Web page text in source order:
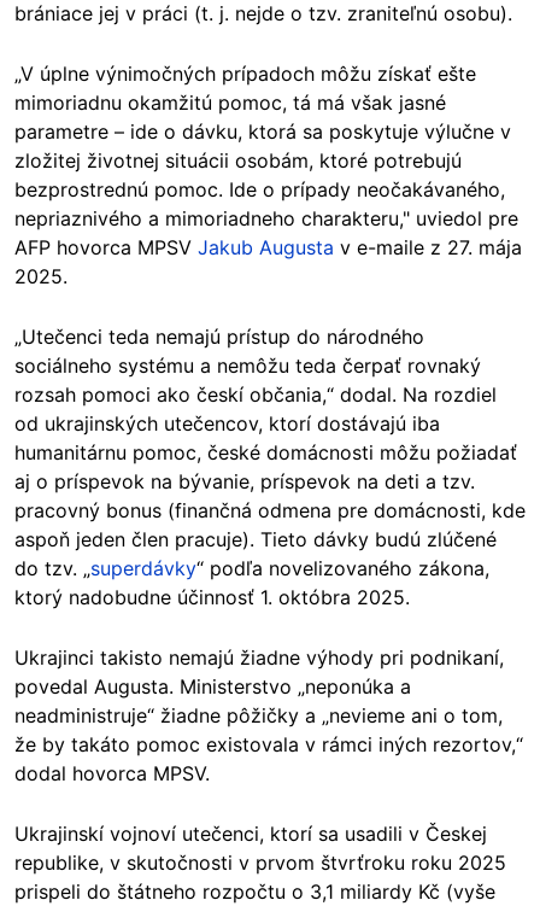
brániace jej v práci (t. j. nejde o tzv. zraniteľnú osobu).
„V úplne výnimočných prípadoch môžu získať ešte
mimoriadnu okamžitú pomoc, tá má však jasné
parametre – ide o dávku, ktorá sa poskytuje výlučne v
zložitej životnej situácii osobám, ktoré potrebujú
bezprostrednú pomoc. Ide o prípady neočakávaného,
nepriaznivého a mimoriadneho charakteru," uviedol pre
AFP hovorca MPSV Jakub Augusta v e-maile z 27. mája
2025.
„Utečenci teda nemajú prístup do národného
sociálneho systému a nemôžu teda čerpať rovnaký
rozsah pomoci ako českí občania,“ dodal. Na rozdiel
od ukrajinských utečencov, ktorí dostávajú iba
humanitárnu pomoc, české domácnosti môžu požiadať
aj o príspevok na bývanie, príspevok na deti a tzv.
pracovný bonus (finančná odmena pre domácnosti, kde
aspoň jeden člen pracuje). Tieto dávky budú zlúčené
do tzv. „superdávky“ podľa novelizovaného zákona,
ktorý nadobudne účinnosť 1. októbra 2025.
Ukrajinci takisto nemajú žiadne výhody pri podnikaní,
povedal Augusta. Ministerstvo „neponúka a
neadministruje“ žiadne pôžičky a „nevieme ani o tom,
že by takáto pomoc existovala v rámci iných rezortov,“
dodal hovorca MPSV.
Ukrajinskí vojnoví utečenci, ktorí sa usadili v Českej
republike, v skutočnosti v prvom štvrťroku roku 2025
prispeli do štátneho rozpočtu o 3,1 miliardy Kč (vyše